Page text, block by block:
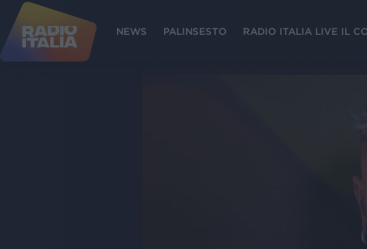
NEWS PALINSESTO RADIO ITALIA LIVE IL